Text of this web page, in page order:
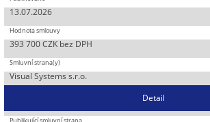
13.07.2026
393 700 CZK bez DPH
Visual Systems s.r.o.
Detail